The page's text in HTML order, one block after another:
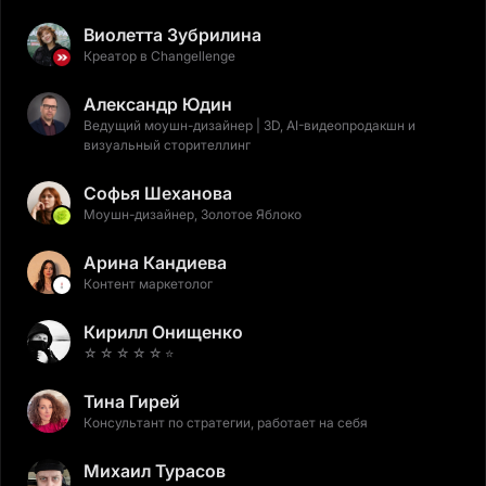
Виолетта Зубрилина
Креатор в Changellenge
Александр Юдин
Ведущий моушн-дизайнер | 3D, AI-видеопродакшн и
визуальный сторителлинг
Софья Шеханова
Моушн-дизайнер, Золотое Яблоко
Арина Кандиева
Контент маркетолог
Кирилл Онищенко
☆ ☆ ☆ ☆ ☆ ⭐️
Тина Гирей
Консультант по стратегии, работает на себя
Михаил Турасов